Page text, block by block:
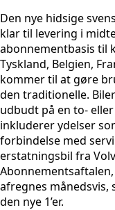
Den nye hidsige
klar til levering i
abonnementbasis til
Tyskland, Belgien,
kommer til at gøre
den traditionelle.
udbudt på en to-
inkluderer ydelser
forbindelse med
erstatningsbil fra
afregnes månedsvis,
den nye 1’er.